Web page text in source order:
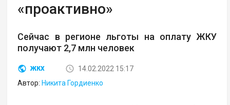
«проактивно»
Сейчас в регионе льготы на оплату ЖКУ
получают 2,7 млн человек
ЖКХ
14.02.2022 15:17
Автор: Никита Гордиенко